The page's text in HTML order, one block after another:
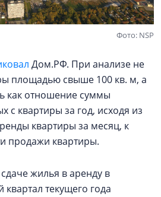
Фото: NSP
Дом.РФ. При анализе не
площадью свыше 100 кв. м, а
как отношение суммы
с квартиры за год, исходя из
квартиры за месяц, к
продажи квартиры.
жилья в аренду в
квартал текущего года